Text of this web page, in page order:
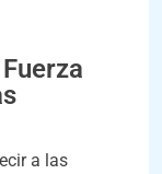
a las